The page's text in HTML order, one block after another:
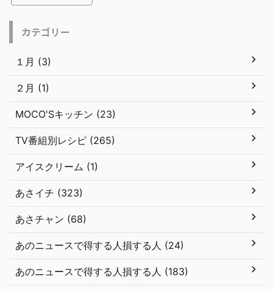
カテゴリー
１月 (3)
２月 (1)
MOCO'Sキッチン (23)
TV番組別レシピ (265)
アイスクリーム (1)
あさイチ (323)
あさチャン (68)
あのニュースで得する人損する人 (24)
あのニュースで得する人損する人 (183)